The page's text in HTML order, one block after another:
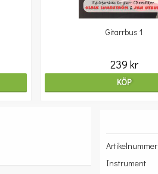
Gitarrbus 1
239 kr
KÖP
Artikelnummer
Instrument